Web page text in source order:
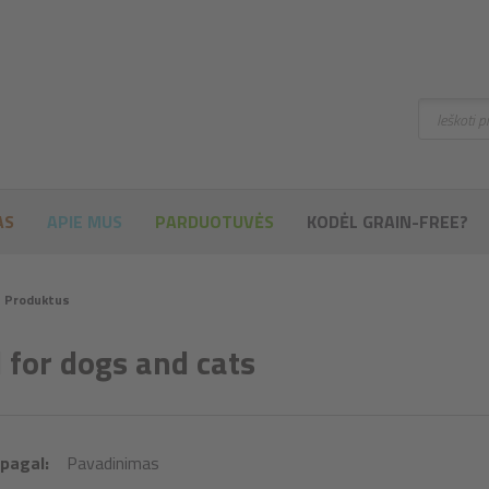
Produktus
for dogs and cats
Pavadinimas
Ieškoti
APIE MUS PARDUOTUVĖS KODĖL GRAIN-FREE?